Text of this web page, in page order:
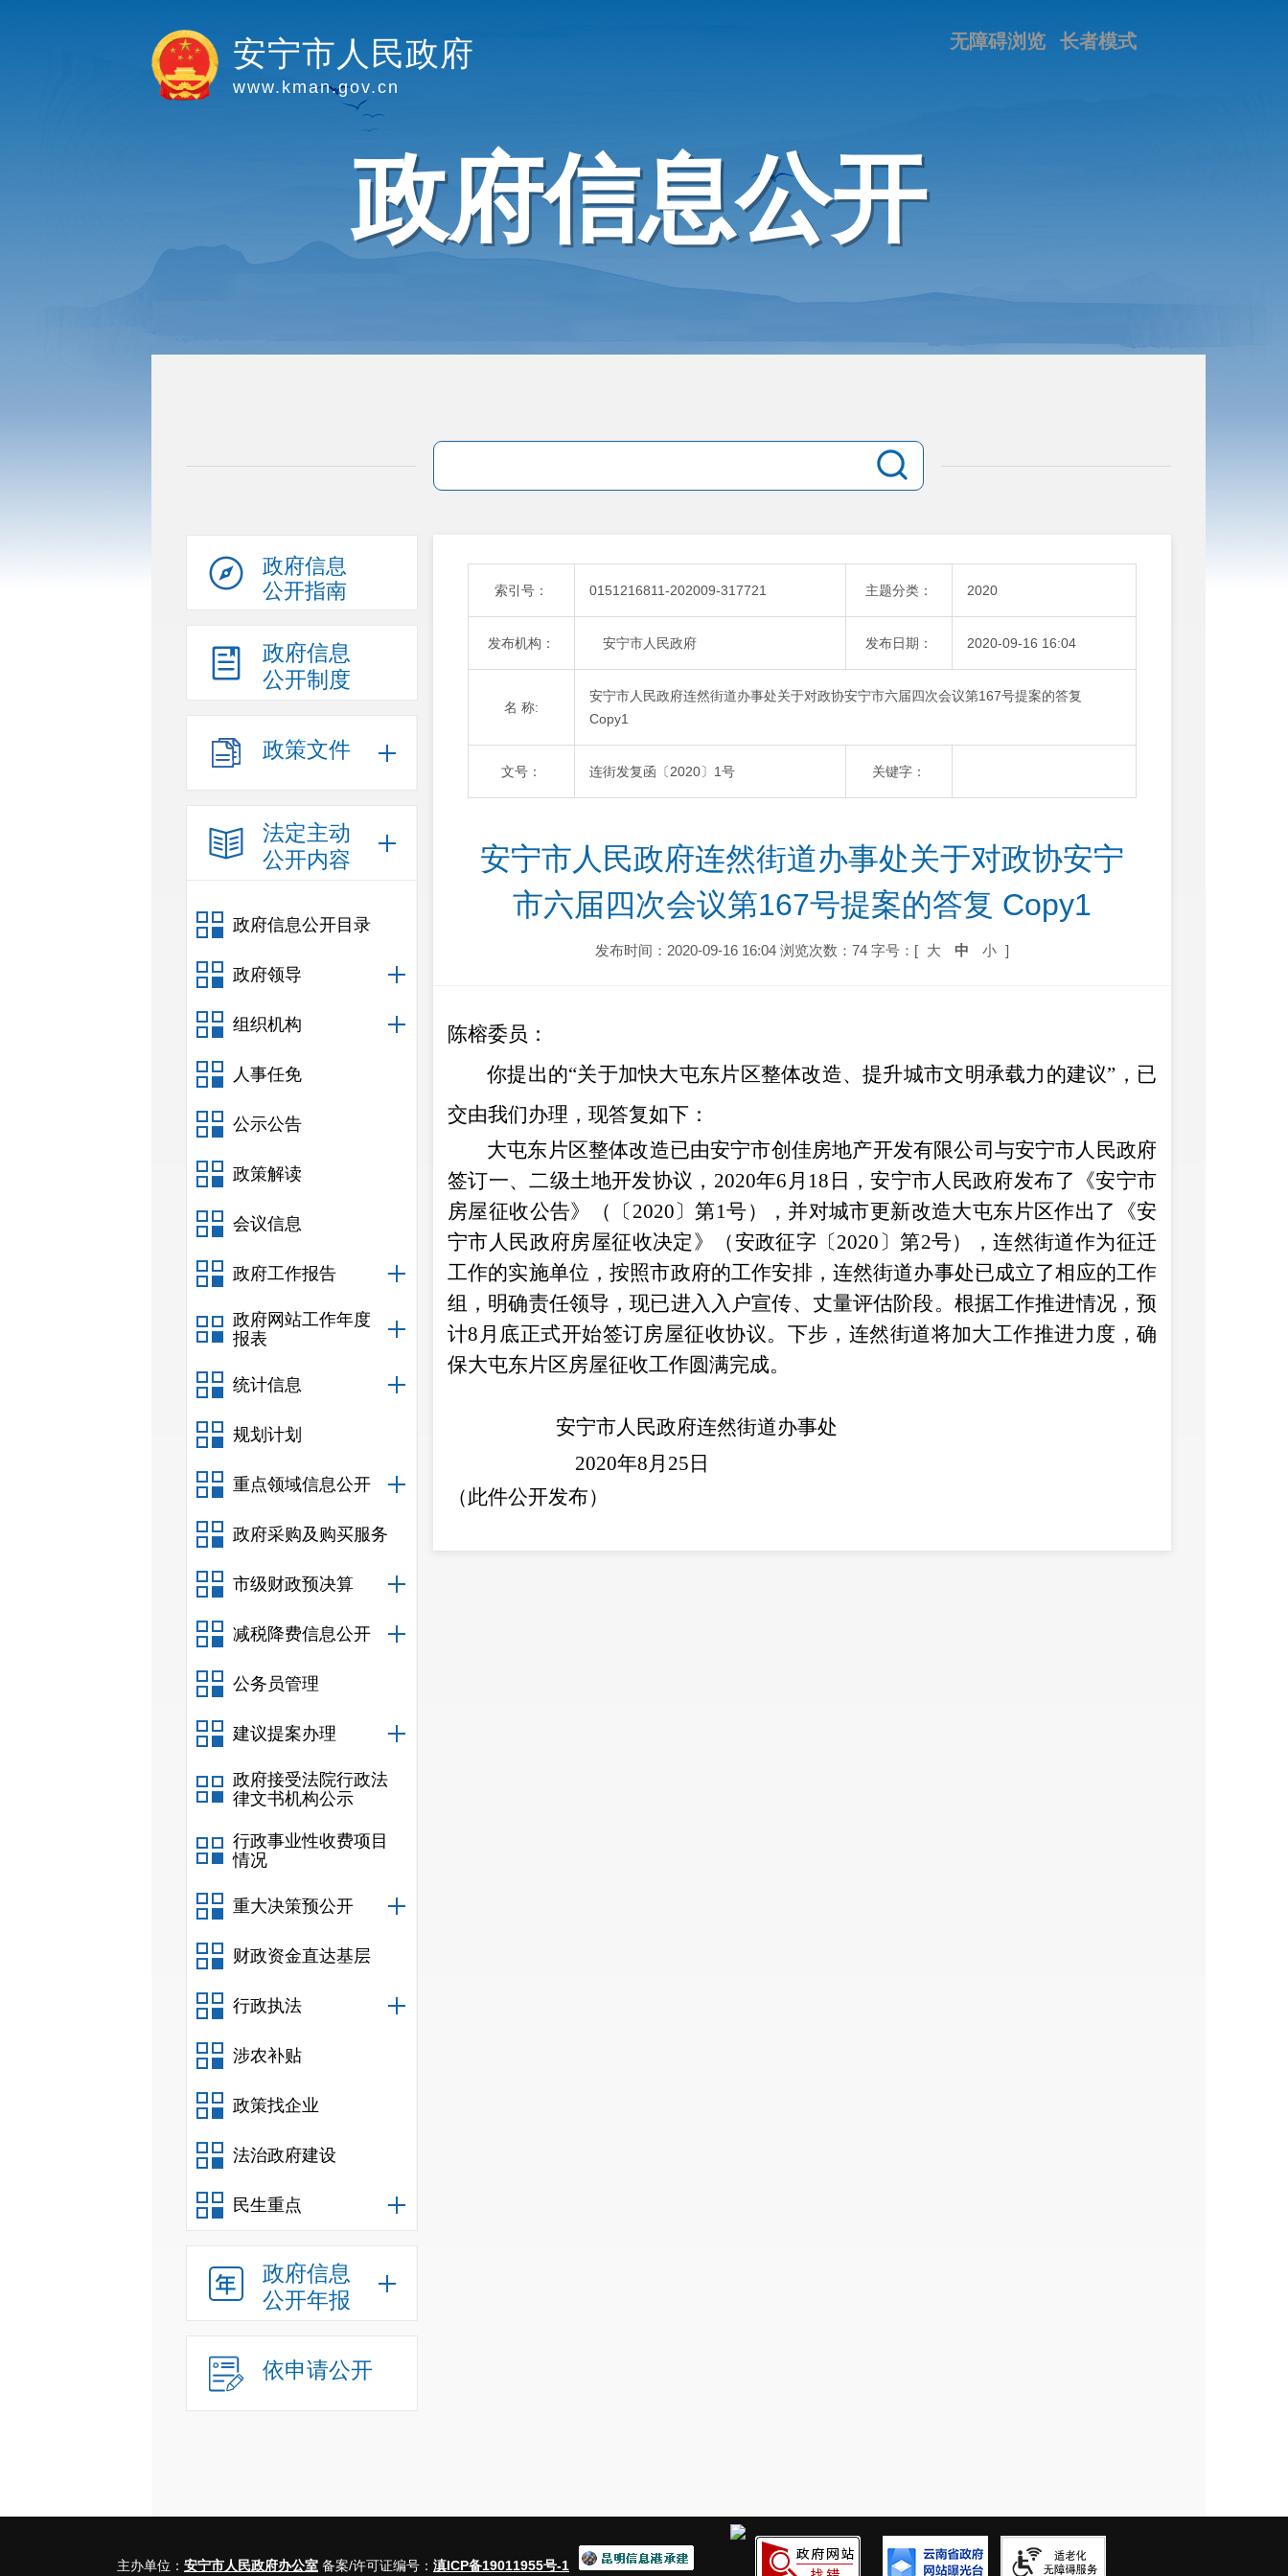
长者模式
无障碍浏览
安宁市人民政府
www.kman.gov.cn
政府信息公开
政府信息
公开指南
政府信息
公开制度
政策文件
法定主动
公开内容
政府信息公开目录
政府领导
组织机构
人事任免
公示公告
政策解读
会议信息
政府工作报告
政府网站工作年度
报表
统计信息
规划计划
重点领域信息公开
政府采购及购买服务
市级财政预决算
减税降费信息公开
公务员管理
建议提案办理
政府接受法院行政法
律文书机构公示
行政事业性收费项目
情况
重大决策预公开
财政资金直达基层
行政执法
涉农补贴
政策找企业
法治政府建设
民生重点
政府信息
公开年报
依申请公开
索引号： 0151216811-202009-317721 主题分类： 2020
发布机构： 安宁市人民政府 发布日期： 2020-09-16 16:04
名 称:
安宁市人民政府连然街道办事处关于对政协安宁市六届四次会议第167号提案的答复
Copy1
文号： 连街发复函〔2020〕1号 关键字：
安宁市人民政府连然街道办事处关于对政协安宁
市六届四次会议第167号提案的答复 Copy1
发布时间：2020-09-16 16:04 浏览次数：74 字号：[ 大 中 小 ]
陈榕委员：
你提出的“关于加快大屯东片区整体改造、提升城市文明承载力 的建议”，已
交由我们办理，现答复如下：
大屯东片区整体改造已由安宁市创佳房地产开发有限公司与安宁市人民政府
签订一、二级土地开发协议， 2020年6月18日，安宁市人民政府发布了《安宁市
房屋征收公告》（〔2020〕第1号），并对城市更新改造大屯东片区作出了《安
宁市人民政府房屋征收决定》（安政征字〔2020〕第2号），连然街道作为征迁
工作的实施单位，按照市政府的工作安排，连然街道办事处已成立了相应的工作
组，明确责任领导，现已进入入户宣传、丈量评估阶段。根据工作推进情况，预
计8月底正式开始签订房屋征收协议。下步，连然街道将加大工作推进力度，确
保大屯东片区房屋征收工作圆满完成。
安宁市人民政府连然街道办事处
2020年8月 25 日
（此件公开发布）
主办单位： 安宁市人民政府办公室 备案/许可证编号： 滇ICP备19011955号-1